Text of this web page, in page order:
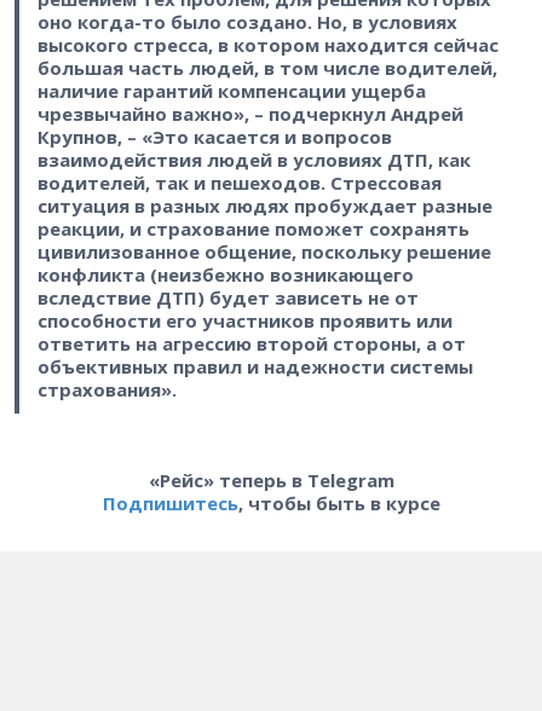
оно когда-то было создано. Но, в условиях
высокого стресса, в котором находится сейчас
большая часть людей, в том числе водителей,
наличие гарантий компенсации ущерба
чрезвычайно важно», – подчеркнул Андрей
Крупнов, – «Это касается и вопросов
взаимодействия людей в условиях ДТП, как
водителей, так и пешеходов. Стрессовая
ситуация в разных людях пробуждает разные
реакции, и страхование поможет сохранять
цивилизованное общение, поскольку решение
конфликта (неизбежно возникающего
вследствие ДТП) будет зависеть не от
способности его участников проявить или
ответить на агрессию второй стороны, а от
объективных правил и надежности системы
страхования».
«Рейс» теперь в Telegram
Подпишитесь, чтобы быть в курсе